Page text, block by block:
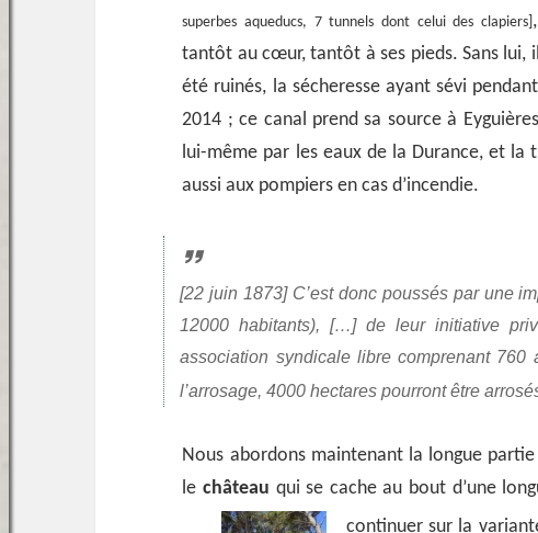
superbes aqueducs, 7 tunnels dont celui des clapiers]
tantôt au cœur, tantôt à ses pieds. Sans lui,
été ruinés, la sécheresse ayant sévi
2014 ; ce canal prend sa source à
lui-même par les eaux de la Durance, et la
aussi aux pompiers en cas d’incendie.
[22 juin 1873] C’est donc poussés par une
12000 habitants), […] de leur initiative
association syndicale libre comprenant
l’arrosage, 4000 hectares pourront être
Nous abordons maintenant la longue
le château qui se cache au bout d’une
continuer sur la